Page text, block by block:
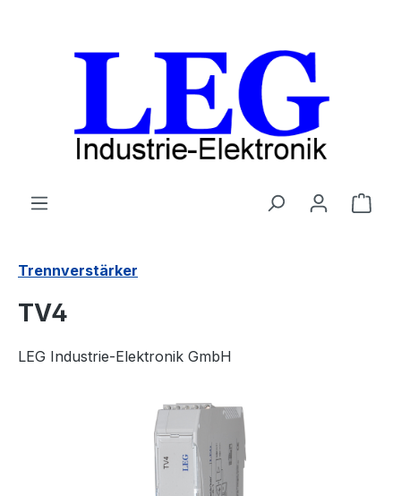
Trennverstärker
TV4
LEG Industrie-Elektronik GmbH
Bildergalerie überspringen